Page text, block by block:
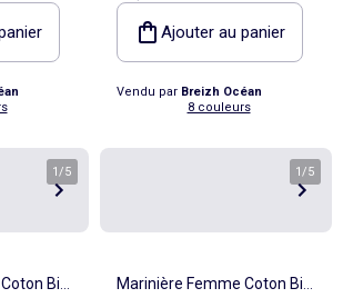
Mixte,
Manches Longues Rayé
Ajouter au panier
Vendu par Breizh Océan
8 couleurs
1 /5
Bio
1 /5
Marinière Femme Coton Bio